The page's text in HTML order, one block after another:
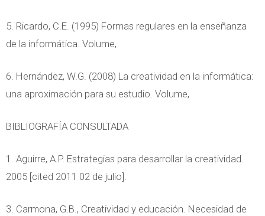
5. Ricardo, C.E. (1995) Formas regulares en la enseñanza
de la informática. Volume,
6. Hernández, W.G. (2008) La creatividad en la informática:
una aproximación para su estudio. Volume,
BIBLIOGRAFÍA CONSULTADA
1. Aguirre, A.P. Estrategias para desarrollar la creatividad.
2005 [cited 2011 02 de julio].
3. Carmona, G.B., Creatividad y educación. Necesidad de